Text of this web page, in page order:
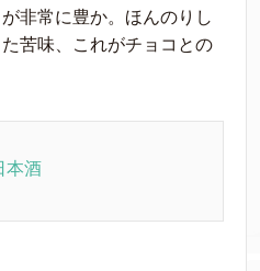
が非常に豊か。ほんのりし
た苦味、これがチョコとの
本酒